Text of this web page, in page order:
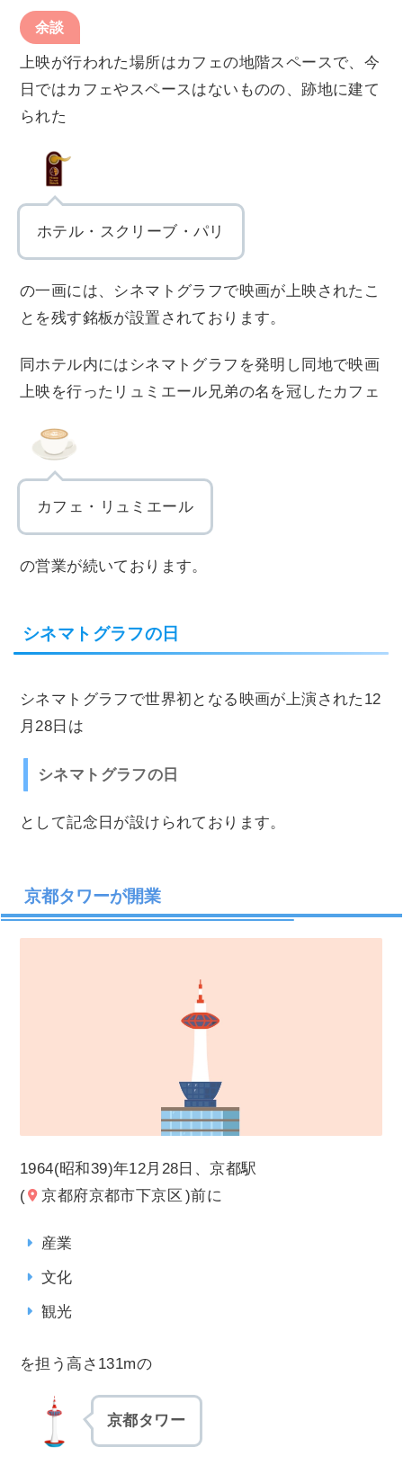
余談
上映が行われた場所はカフェの地階スペースで、今
日ではカフェやスペースはないものの、跡地に建て
られた
ホテル・スクリーブ・パリ
の一画には、シネマトグラフで映画が上映されたこ
とを残す銘板が設置されております。
同ホテル内にはシネマトグラフを発明し同地で映画
上映を行ったリュミエール兄弟の名を冠したカフェ
カフェ・リュミエール
の営業が続いております。
シネマトグラフの日
シネマトグラフで世界初となる映画が上演された12
月28日は
シネマトグラフの日
として記念日が設けられております。
京都タワーが開業
1964(昭和39)年12月28日、京都駅
(
京都府京都市下京区 )前に
産業
文化
観光
を担う高さ131mの
京都タワー